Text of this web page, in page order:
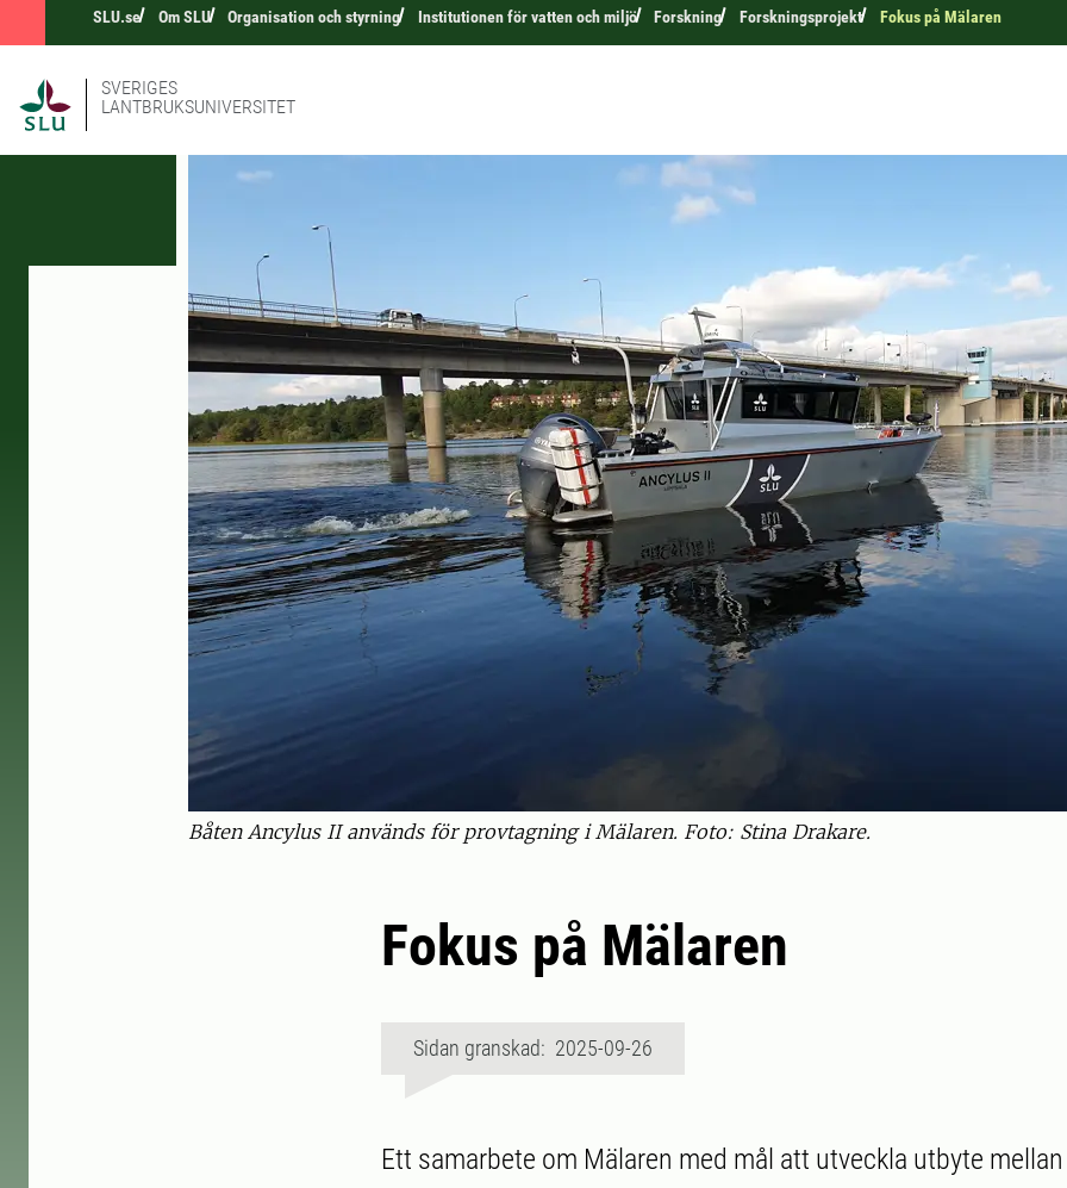
SLU.se Om SLU Organisation och styrning Institutionen för vatten och miljö Forskning Forskningsprojekt Fokus på Mälaren
SVERIGES
LANTBRUKSUNIVERSITET
Båten Ancylus II används för provtagning i Mälaren. Foto: Stina Drakare.
Fokus på Mälaren
Sidan granskad: 2025-09-26
Ett samarbete om Mälaren med mål att utveckla utbyte